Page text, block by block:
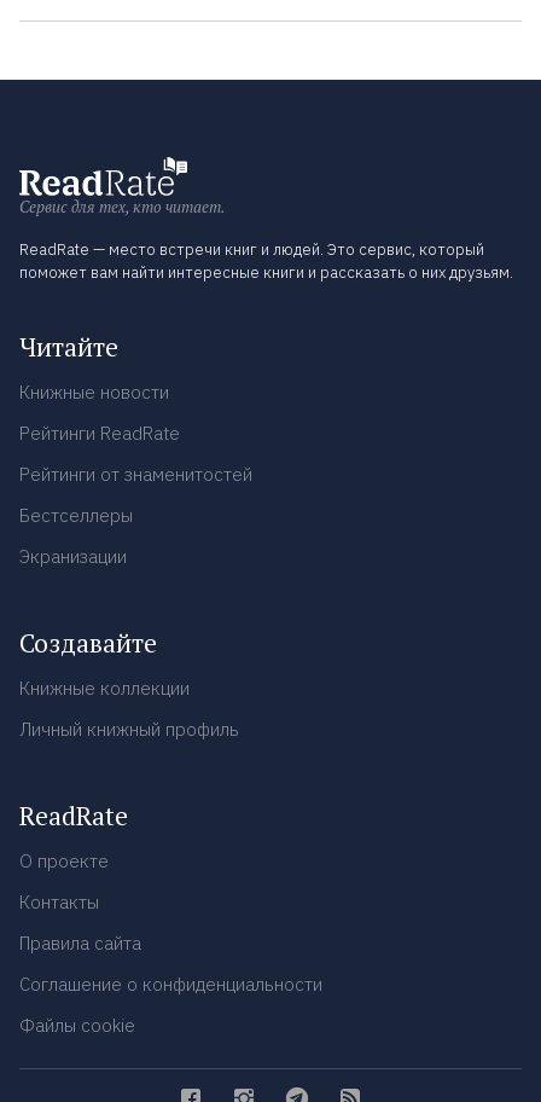
Сервис для тех, кто читает.
ReadRate — место встречи книг и людей. Это сервис, который
поможет вам найти интересные книги и рассказать о них друзьям.
Читайте
Книжные новости
Рейтинги ReadRate
Рейтинги от знаменитостей
Бестселлеры
Экранизации
Создавайте
Книжные коллекции
Личный книжный профиль
ReadRate
О проекте
Контакты
Правила сайта
Соглашение о конфиденциальности
Файлы cookie